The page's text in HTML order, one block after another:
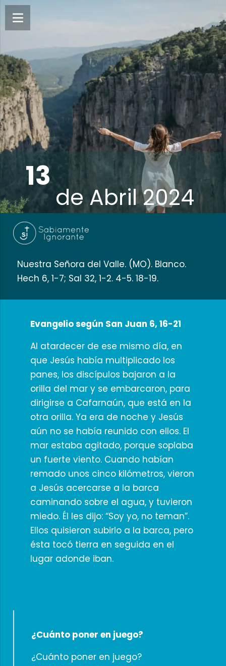
13
deAbril 2024
Nuestra Señora del Valle. (MO). Blanco.
Hech 6, 1-7; Sal 32, 1-2. 4-5. 18-19.
Evangelio según San Juan 6, 16-21
Al atardecer de ese mismo día, en
que Jesús había multiplicado los
panes, los discípulos bajaron a la
orilla del mar y se embarcaron, para
dirigirse a Cafarnaún, que está en la
otra orilla. Ya era de noche y Jesús
aún no se había reunido con ellos. El
mar estaba agitado, porque soplaba
un fuerte viento. Cuando habían
remado unos cinco kilómetros, vieron
a Jesús acercarse a la barca
caminando sobre el agua, y tuvieron
miedo. Él les dijo: “Soy yo, no teman”.
Ellos quisieron subirlo a la barca, pero
ésta tocó tierra en seguida en el
lugar adonde iban.
¿Cuánto poner en juego?
¿Cuánto poner en juego?